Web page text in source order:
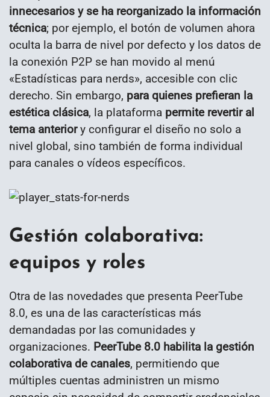
innecesarios y se ha reorganizado la información
técnica; por ejemplo, el botón de volumen ahora
oculta la barra de nivel por defecto y los datos de
la conexión P2P se han movido al menú
«Estadísticas para nerds», accesible con clic
derecho. Sin embargo, para quienes prefieran la
estética clásica, la plataforma permite revertir al
tema anteriory configurar el diseño no solo a
nivel global, sino también de forma individual
para canales o vídeos específicos.
Gestión colaborativa:
equipos y roles
Otra de las novedades que presenta PeerTube
8.0, es una de las características más
demandadas por las comunidades y
organizaciones. PeerTube 8.0 habilita la gestión
colaborativa de canales, permitiendo que
múltiples cuentas administren un mismo